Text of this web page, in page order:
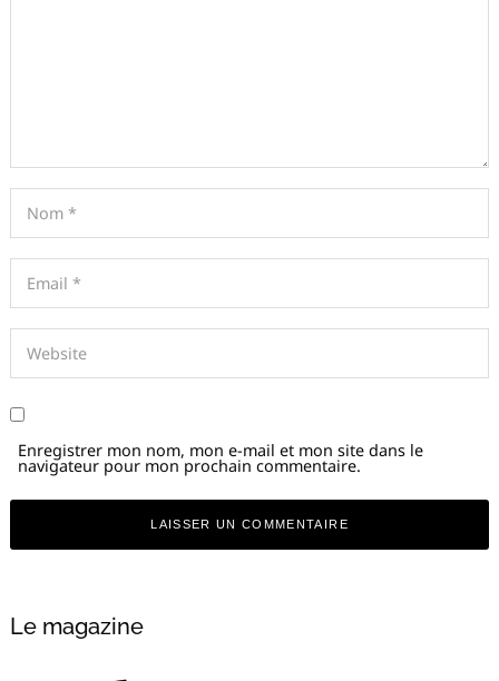
Enregistrer mon nom, mon e-mail et mon site dans le
navigateur pour mon prochain commentaire.
Le magazine